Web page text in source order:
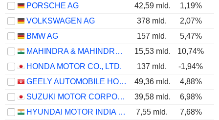
PORSCHE AG
42,59 mld. 1,19%
VOLKSWAGEN AG
378 mld. 2,07%
BMW AG
157 mld. 5,47%
MAHINDRA & MAHINDRA LIMITED
15,53 mld. 10,74%
HONDA MOTOR CO., LTD.
137 mld.
-1,94%
GEELY AUTOMOBILE HOLDINGS LIMITED
49,36 mld. 4,88%
SUZUKI MOTOR CORPORATION
39,58 mld.
6,98%
HYUNDAI MOTOR INDIA LIMITED
7,55 mld. 7,68%